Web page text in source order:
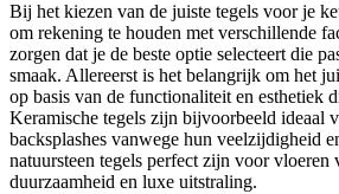
Bij het kiezen van de juiste tegels voor je
om rekening te houden met verschillende
zorgen dat je de beste optie selecteert die
smaak. Allereerst is het belangrijk om het
op basis van de functionaliteit en esthetiek
Keramische tegels zijn bijvoorbeeld ideaal
backsplashes vanwege hun veelzijdigheid
natuursteen tegels perfect zijn voor vloeren
duurzaamheid en luxe uitstraling.